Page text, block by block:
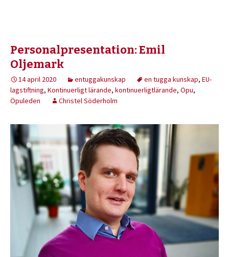
Personalpresentation: Emil
Oljemark
14 april 2020 entuggakunskap en tugga kunskap, EU-
lagstiftning, Kontinuerligt lärande, kontinuerligtlärande, Öpu,
Öpuleden
Christel Söderholm